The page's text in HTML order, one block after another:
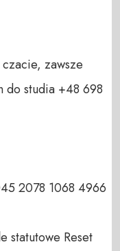
zawsze
do studia +48 698
2078 1068 4966
statutowe Reset